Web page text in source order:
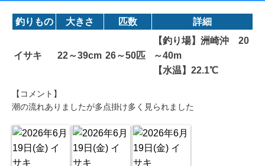
釣りもの 大きさ 匹数 詳細
イサキ 22～39cm 26～50匹
【釣り場】洲崎沖 20
～40m
【水温】22.1℃
【コメント】
潮の流れありましたが多点掛け多く見られました